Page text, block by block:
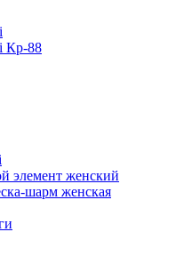
Кр-88
элемент женcкий
шарм женская